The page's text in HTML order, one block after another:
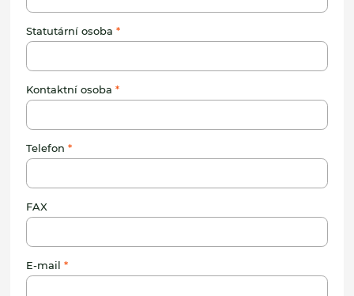
Statutární osoba
Kontaktní osoba
Telefon
FAX
E-mail